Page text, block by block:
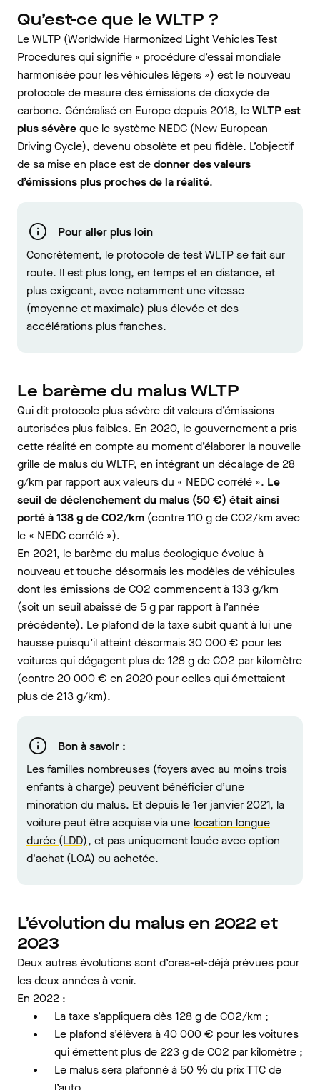
Qu’est-ce que le WLTP ?
Le WLTP (Worldwide Harmonized Light Vehicles Test
Procedures qui signifie « procédure d’essai mondiale
harmonisée pour les véhicules légers ») est le nouveau
protocole de mesure des émissions de dioxyde de
carbone. Généralisé en Europe depuis 2018, leWLTP est
plus sévèreque le système NEDC (New European
Driving Cycle), devenu obsolète et peu fidèle. L’objectif
de sa mise en place est dedonner des valeurs
d’émissions plus proches de la réalité.
Pour aller plus loin
Concrètement, le protocole de test WLTP se fait sur
route. Il est plus long, en temps et en distance, et
plus exigeant, avec notamment une vitesse
(moyenne et maximale) plus élevée et des
accélérations plus franches.
Le barème du malus WLTP
Qui dit protocole plus sévère dit valeurs d’émissions
autorisées plus faibles. En 2020, le gouvernement a pris
cette réalité en compte au moment d’élaborer la nouvelle
grille de malus du WLTP, en intégrant un décalage de 28
g/km par rapport aux valeurs du « NEDC corrélé ». Le
seuil de déclenchement du malus (50 €) était ainsi
porté à 138 g de CO2/km (contre 110 g de CO2/km avec
le « NEDC corrélé »).
En 2021, le barème du malus écologique évolue à
nouveau et touche désormais les modèles de véhicules
dont les émissions de CO2 commencent à 133 g/km
(soit un seuil abaissé de 5 g par rapport à l’année
précédente). Le plafond de la taxe subit quant à lui une
hausse puisqu’il atteint désormais 30 000 € pour les
voitures qui dégagent plus de 128 g de CO2 par kilomètre
(contre 20 000 € en 2020 pour celles qui émettaient
plus de 213 g/km).
Bon à savoir :
Les familles nombreuses (foyers avec au moins trois
enfants à charge) peuvent bénéficier d’une
minoration du malus. Et depuis le 1er janvier 2021, la
voiture peut être acquise via une location longue
durée (LDD), et pas uniquement louée avec option
d'achat (LOA) ou achetée.
L’évolution du malus en 2022 et
2023
Deux autres évolutions sont d’ores-et-déjà prévues pour
les deux années à venir.
En 2022 :
La taxe s’appliquera dès 128 g de CO2/km ;
Le plafond s’élèvera à 40 000 € pour les voitures
qui émettent plus de 223 g de CO2 par kilomètre ;
Le malus sera plafonné à 50 % du prix TTC de